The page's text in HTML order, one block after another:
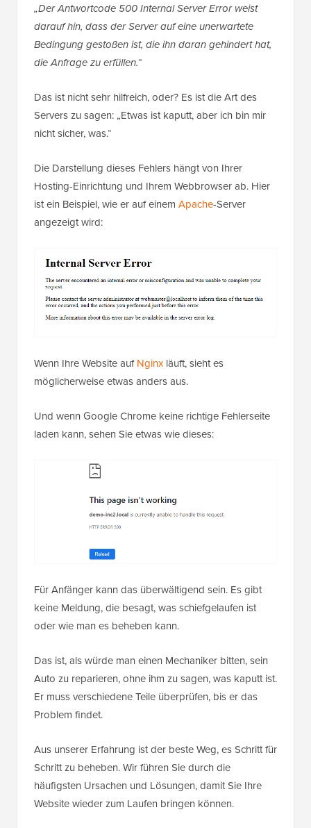
„Der Antwortcode 500 Internal Server Error weist
darauf hin, dass der Server auf eine unerwartete
Bedingung gestoßen ist, die ihn daran gehindert hat,
die Anfrage zu erfüllen.“
Das ist nicht sehr hilfreich, oder? Es ist die Art des
Servers zu sagen: „Etwas ist kaputt, aber ich bin mir
nicht sicher, was.“
Die Darstellung dieses Fehlers hängt von Ihrer
Hosting-Einrichtung und Ihrem Webbrowser ab. Hier
ist ein Beispiel, wie er auf einem Apache-Server
angezeigt wird:
Wenn Ihre Website aufNginx läuft, sieht es
möglicherweise etwas anders aus.
Und wenn Google Chrome keine richtige Fehlerseite
laden kann, sehen Sie etwas wie dieses:
Für Anfänger kann das überwältigend sein. Es gibt
keine Meldung, die besagt, was schiefgelaufen ist
oder wie man es beheben kann.
Das ist, als würde man einen Mechaniker bitten, sein
Auto zu reparieren, ohne ihm zu sagen, was kaputt ist.
Er muss verschiedene Teile überprüfen, bis er das
Problem findet.
Aus unserer Erfahrung ist der beste Weg, es Schritt für
Schritt zu beheben. Wir führen Sie durch die
häufigsten Ursachen und Lösungen, damit Sie Ihre
Website wieder zum Laufen bringen können.